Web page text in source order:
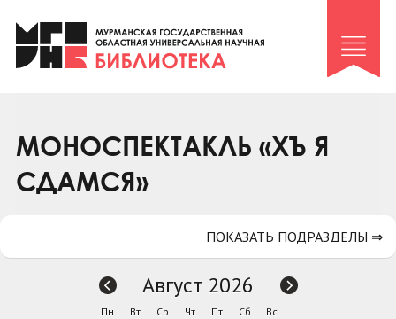
Клуб «Гиря и сельдерей»
Клуб «Семейный архив»
Коллегам
Контакты
МОНОСПЕКТАКЛЬ «ХЪ Я
СДАМСЯ»
ПОКАЗАТЬ ПОДРАЗДЕЛЫ ⇒
Август 2026
Пн Вт Ср Чт Пт Сб Вс